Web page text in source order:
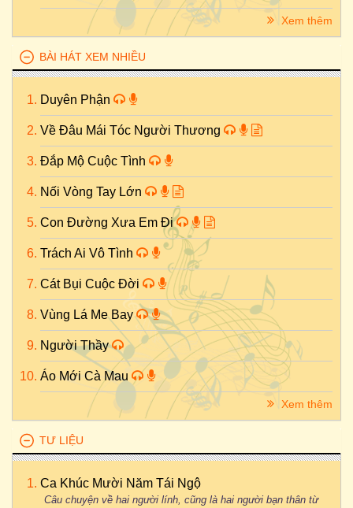
Xem thêm
BÀI HÁT XEM NHIỀU
Duyên Phận
Về Đâu Mái Tóc Người Thương
Đắp Mộ Cuộc Tình
Nối Vòng Tay Lớn
Con Đường Xưa Em Đi
Trách Ai Vô Tình
Cát Bụi Cuộc Đời
Vùng Lá Me Bay
Người Thầy
Áo Mới Cà Mau
Xem thêm
TƯ LIỆU
Ca Khúc Mười Năm Tái Ngộ
Câu chuyện về hai người lính, cũng là hai người bạn thân từ